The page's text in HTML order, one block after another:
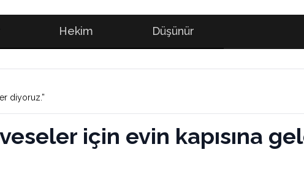
Hekim Düşünür
diyoruz.”
için evin kapısına